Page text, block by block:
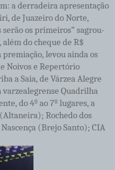
a derradeira apresentação
de Juazeiro do Norte,
os primeiros” sagrou-
além do cheque de R$
levou ainda os
Noivos e Repertório
a Saia, de Várzea Alegre
varzealegrense Quadrilha
do 4º ao 7º lugares, a
Rochedo dos
(Brejo Santo); CIA